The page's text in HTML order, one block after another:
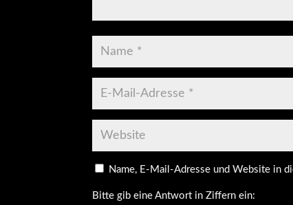
Name, E-Mail-Adresse und Website in
Bitte gib eine Antwort in Ziffern ein: